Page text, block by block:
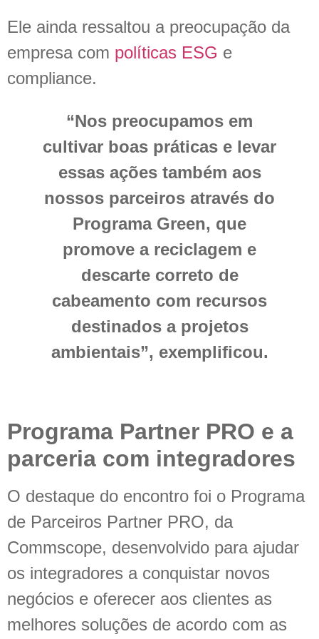
Ele ainda ressaltou a preocupação da
empresa com políticas ESG e
compliance.
“Nos preocupamos em
cultivar boas práticas e levar
essas ações também aos
nossos parceiros através do
Programa Green, que
promove a reciclagem e
descarte correto de
cabeamento com recursos
destinados a projetos
ambientais”, exemplificou.
Programa Partner PRO e a
parceria com integradores
O destaque do encontro foi o Programa
de Parceiros Partner PRO, da
Commscope, desenvolvido para ajudar
os integradores a conquistar novos
negócios e oferecer aos clientes as
melhores soluções de acordo com as